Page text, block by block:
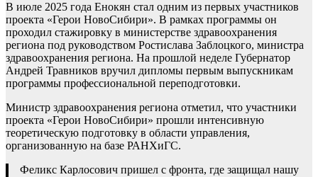
В июле 2025 года Енокян стал одним из первых участников
проекта «Герои НовоСибири». В рамках программы он
проходил стажировку в министерстве здравоохранения
региона под руководством Ростислава Заблоцкого, министра
здравоохранения региона. На прошлой неделе Губернатор
Андрей Травников вручил дипломы первым выпускникам
программы профессиональной переподготовки.
Министр здравоохранения региона отметил, что участники
проекта «Герои НовоСибири» прошли интенсивную
теоретическую подготовку в области управления,
организованную на базе РАНХиГС.
Феликс Карлосович пришел с фронта, где защищал нашу